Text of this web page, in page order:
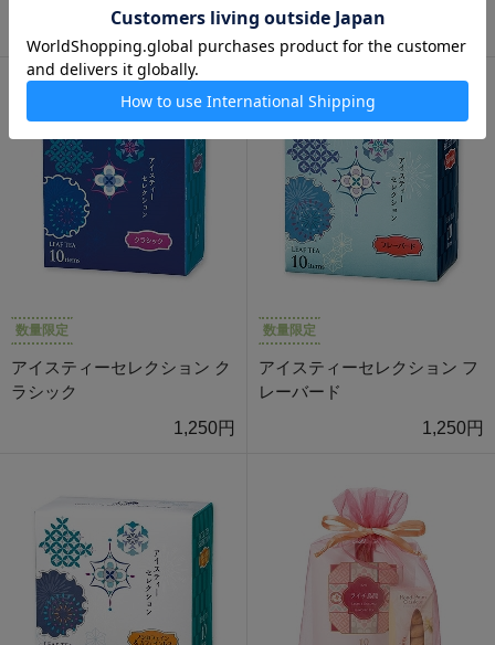
2,550円
数量限定
アイスティーセレクション ク
ラシック
1,250円
数量限定
アイスティーセレクション フ
レーバード
1,250円